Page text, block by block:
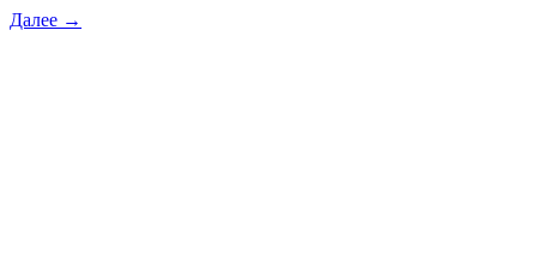
Далее →